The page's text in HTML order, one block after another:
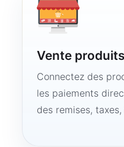
Vente
Connectez des
les paiements
des remises,